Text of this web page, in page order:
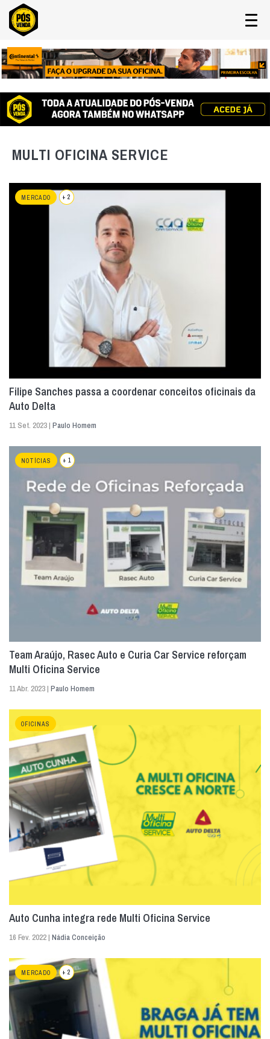
MULTI OFICINA SERVICE
MERCADO + 2
Filipe Sanches passa a coordenar conceitos oficinais da
Auto Delta
11 Set. 2023 | Paulo Homem
NOTÍCIAS + 1
Team Araújo, Rasec Auto e Curia Car Service reforçam
Multi Oficina Service
11 Abr. 2023 | Paulo Homem
OFICINAS
Auto Cunha integra rede Multi Oficina Service
16 Fev. 2022 | Nádia Conceição
MERCADO + 2